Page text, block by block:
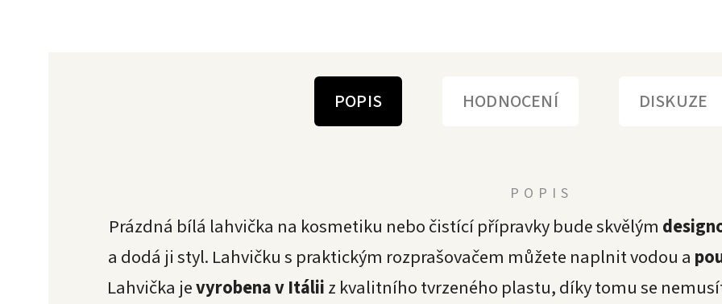
POPIS HODNOCENÍ DISKUZE
POPIS
Prázdná bílá lahvička na kosmetiku nebo čistící přípravky bude skvělým
a dodá ji styl. Lahvičku s praktickým rozprašovačem můžete naplnit vodou a
Lahvička jevyrobena v Itáliiz kvalitního tvrzeného plastu, díky tomu se